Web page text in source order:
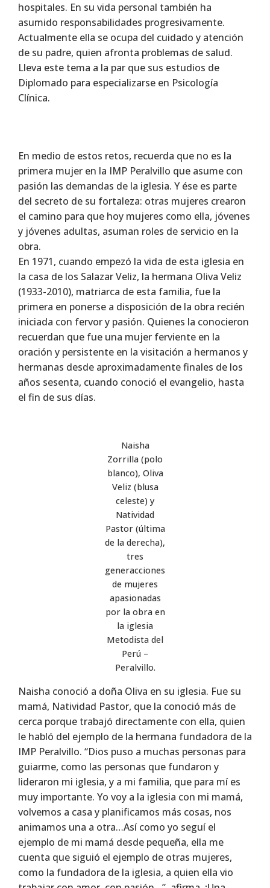
hospitales. En su vida personal también ha
asumido responsabilidades progresivamente.
Actualmente ella se ocupa del cuidado y atención
de su padre, quien afronta problemas de salud.
Lleva este tema a la par que sus estudios de
Diplomado para especializarse en Psicología
Clínica.
En medio de estos retos, recuerda que no es la
primera mujer en la IMP Peralvillo que asume con
pasión las demandas de la iglesia. Y ése es parte
del secreto de su fortaleza: otras mujeres crearon
el camino para que hoy mujeres como ella, jóvenes
y jóvenes adultas, asuman roles de servicio en la
obra.
En 1971, cuando empezó la vida de esta iglesia en
la casa de los Salazar Veliz, la hermana Oliva Veliz
(1933-2010), matriarca de esta familia, fue la
primera en ponerse a disposición de la obra recién
iniciada con fervor y pasión. Quienes la conocieron
recuerdan que fue una mujer ferviente en la
oración y persistente en la visitación a hermanos y
hermanas desde aproximadamente finales de los
años sesenta, cuando conoció el evangelio, hasta
el fin de sus días.
Naisha
Zorrilla (polo
blanco), Oliva
Veliz (blusa
celeste) y
Natividad
Pastor (última
de la derecha),
tres
generacciones
de mujeres
apasionadas
por la obra en
la iglesia
Metodista del
Perú –
Peralvillo.
Naisha conoció a doña Oliva en su iglesia. Fue su
mamá, Natividad Pastor, que la conoció más de
cerca porque trabajó directamente con ella, quien
le habló del ejemplo de la hermana fundadora de la
IMP Peralvillo. “Dios puso a muchas personas para
guiarme, como las personas que fundaron y
lideraron mi iglesia, y a mi familia, que para mí es
muy importante. Yo voy a la iglesia con mi mamá,
volvemos a casa y planificamos más cosas, nos
animamos una a otra…Así como yo seguí el
ejemplo de mi mamá desde pequeña, ella me
cuenta que siguió el ejemplo de otras mujeres,
como la fundadora de la iglesia, a quien ella vio